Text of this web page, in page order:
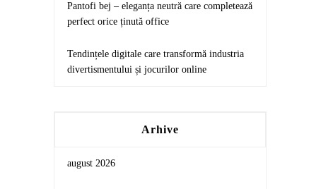
Pantofi bej – eleganța neutră care completează
perfect orice ținută office
Tendințele digitale care transformă industria
divertismentului și jocurilor online
Arhive
august 2026